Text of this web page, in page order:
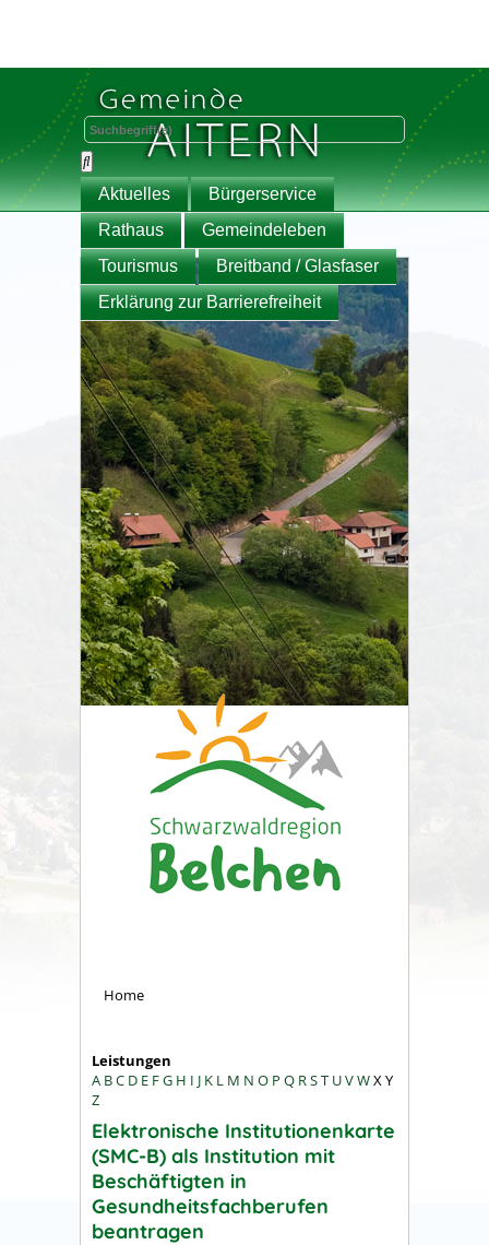
Aktuelles
Bürgerservice
Rathaus
Gemeindeleben
Tourismus
Breitband / Glasfaser
Erklärung zur Barrierefreiheit
Home
Leistungen
A BC D E FG H I J K L M N O P Q RST UVWXY
Z
Elektronische Institutionenkarte
(SMC-B) als Institution mit
Beschäftigten in
Gesundheitsfachberufen
beantragen